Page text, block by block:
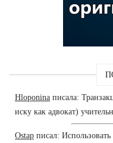
Hloponina писала:
иску как адвокат)
Ostap писал: Использовать